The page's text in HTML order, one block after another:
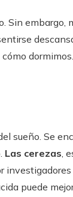
Sin embargo,
sueño. Se
Las cerezas,
puede